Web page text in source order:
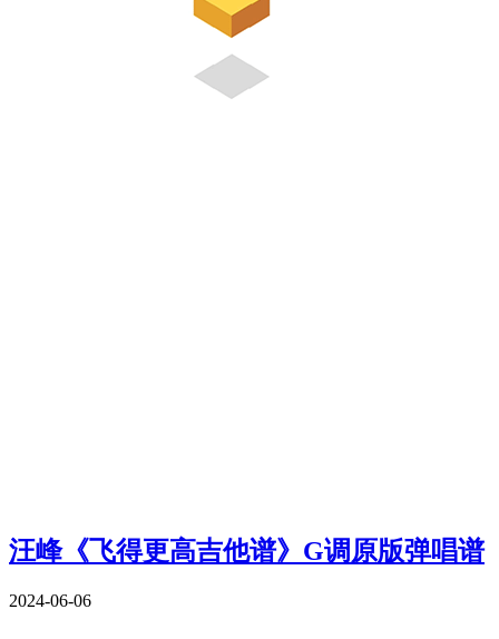
汪峰《飞得更高吉他谱》G调原版弹唱谱
2024-06-06